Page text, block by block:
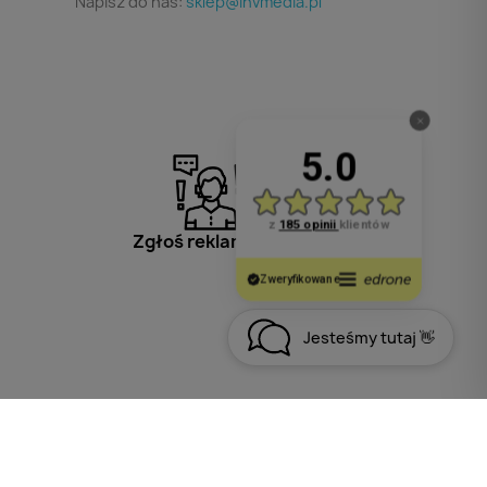
Jesteśmy tutaj 👋
Zgłoś reklamację